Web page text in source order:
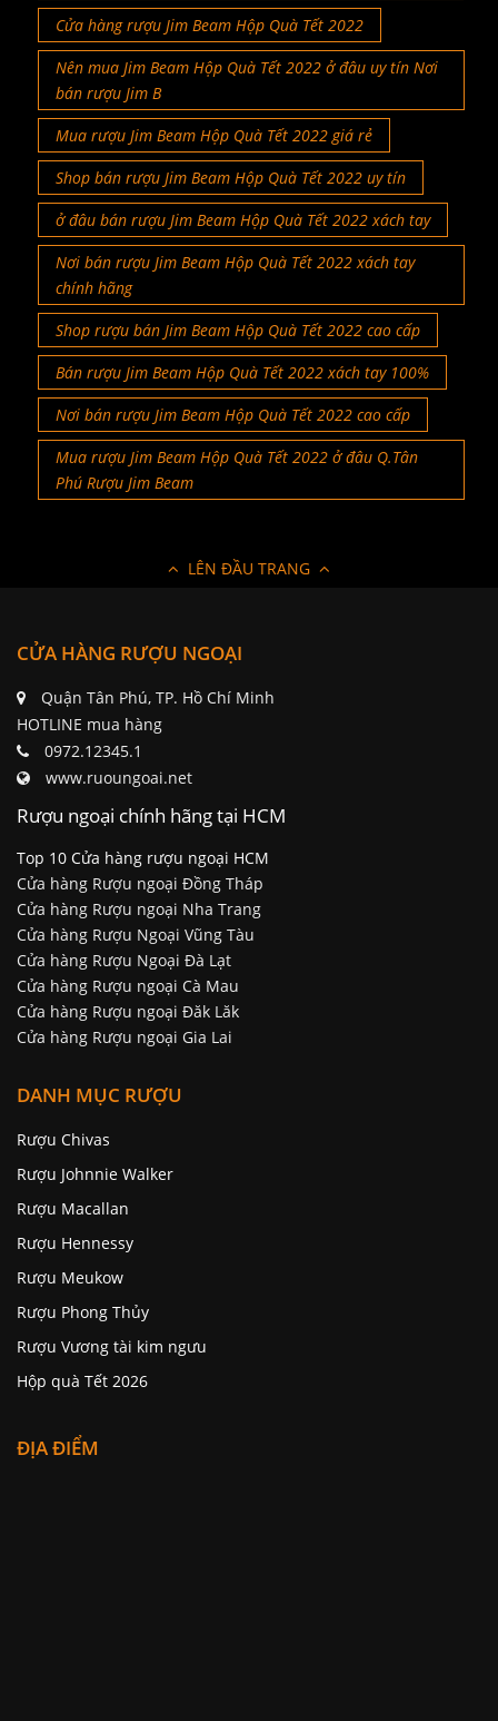
Cửa hàng rượu Jim Beam Hộp Quà Tết 2022
Nên mua Jim Beam Hộp Quà Tết 2022 ở đâu uy tín Nơi
bán rượu Jim B
Mua rượu Jim Beam Hộp Quà Tết 2022 giá rẻ
Shop bán rượu Jim Beam Hộp Quà Tết 2022 uy tín
ở đâu bán rượu Jim Beam Hộp Quà Tết 2022 xách tay
Nơi bán rượu Jim Beam Hộp Quà Tết 2022 xách tay
chính hãng
Shop rượu bán Jim Beam Hộp Quà Tết 2022 cao cấp
Bán rượu Jim Beam Hộp Quà Tết 2022 xách tay 100%
Nơi bán rượu Jim Beam Hộp Quà Tết 2022 cao cấp
Mua rượu Jim Beam Hộp Quà Tết 2022 ở đâu Q.Tân
Phú Rượu Jim Beam
LÊN ĐẦU TRANG
CỬA HÀNG RƯỢU NGOẠI
Quận Tân Phú, TP. Hồ Chí Minh
HOTLINE mua hàng
0972.12345.1
www.ruoungoai.net
Rượu ngoại chính hãng tại HCM
Top 10 Cửa hàng rượu ngoại HCM
Cửa hàng Rượu ngoại Đồng Tháp
Cửa hàng Rượu ngoại Nha Trang
Cửa hàng Rượu Ngoại Vũng Tàu
Cửa hàng Rượu Ngoại Đà Lạt
Cửa hàng Rượu ngoại Cà Mau
Cửa hàng Rượu ngoại Đăk Lăk
Cửa hàng Rượu ngoại Gia Lai
DANH MỤC RƯỢU
Rượu Chivas
Rượu Johnnie Walker
Rượu Macallan
Rượu Hennessy
Rượu Meukow
Rượu Phong Thủy
Rượu Vương tài kim ngưu
Hộp quà Tết 2026
ĐỊA ĐIỂM